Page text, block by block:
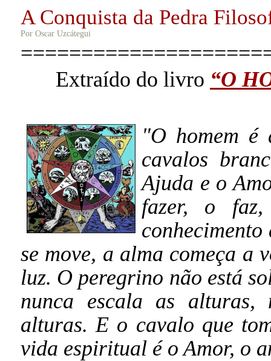
A Conquista da Pedra
Por Oscar Uzcátegui
Extraído do livro “O
"O homem
cavalos
Ajuda e o
fazer, o
conhecimento
se move, a alma começa a
luz. O peregrino não está
nunca escala as
alturas. E o cavalo que
vida espiritual é o Amor, o